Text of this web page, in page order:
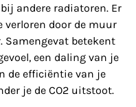
andere radiatoren. Er
door de muur
Samengevat betekent
een daling van je
de efficiëntie van je
je de CO2 uitstoot.